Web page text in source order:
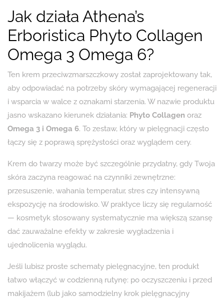
Jak działa Athena’s
Erboristica Phyto Collagen
Omega 3 Omega 6?
Ten krem przeciwzmarszczkowy został zaprojektowany tak,
aby odpowiadać na potrzeby skóry wymagającej regeneracji
i wsparcia w walce z oznakami starzenia. W nazwie produktu
jasno wskazano kierunek działania: Phyto Collagen oraz
Omega 3 i Omega 6. To zestaw, który w pielęgnacji często
łączy się z poprawą sprężystości oraz wyglądem cery.
Krem do twarzy może być szczególnie przydatny, gdy Twoja
skóra zaczyna reagować na czynniki zewnętrzne:
przesuszenie, wahania temperatur, stres czy intensywną
ekspozycję na środowisko. W praktyce liczy się regularność
— kosmetyk stosowany systematycznie ma większą szansę
dać zauważalne efekty w zakresie wygładzenia i
ujednolicenia wyglądu.
Jeśli lubisz proste schematy pielęgnacyjne, ten produkt
łatwo włączyć w codzienną rutynę: po oczyszczeniu i przed
makijażem (lub jako samodzielny krok pielęgnacyjny